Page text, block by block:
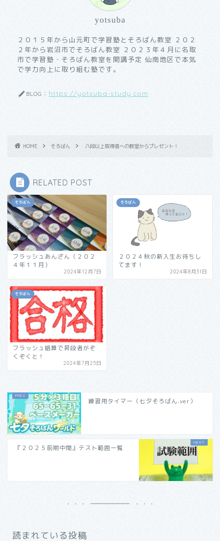
yotsuba
２０１５年から山元町で学習塾とそろばん教室 ２０２
２年から岩沼市でそろばん教室 ２０２３年４月に名取
市で学習塾・そろばん教室を開講予定 仙南地区で本気
で学力向上に取り組む塾です。
BLOG： https://yotsuba-study.com
HOME そろばん 八段以上取得者への教室からプレゼント！
RELATED POST
そろばん
フラッシュあんざん（２０２
４年１１月）
2024年12月7日
そろばん
２０２４秋の新入生お待ちし
てます！
2024年8月31日
そろばん
フラッシュ暗算で昇段者がぞ
くぞくと！
2024年7月25日
練習用タイマー（七夕そろばん.ver）
『２０２５前期中間』テスト範囲一覧
読まれている投稿